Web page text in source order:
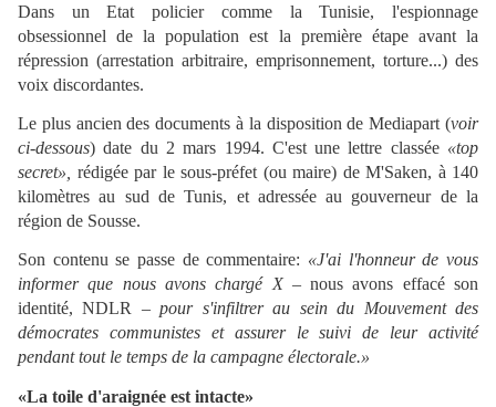
Dans un Etat policier comme la Tunisie, l'espionnage
obsessionnel de la population est la première étape avant la
répression (arrestation arbitraire, emprisonnement, torture...) des
voix discordantes.
Le plus ancien des documents à la disposition de Mediapart (voir
ci-dessous) date du 2 mars 1994. C'est une lettre classée «top
secret»,
rédigée par le sous-préfet (ou maire) de M'Saken, à 140
kilomètres au sud de Tunis, et adressée au gouverneur de la
région de Sousse.
Son contenu se passe de commentaire: «J'ai l'honneur de vous
informer que nous avons chargé X– nous avons effacé son
identité, NDLR –pour s'infiltrer au sein du Mouvement des
démocrates communistes et assurer le suivi de leur activité
pendant tout le temps de la campagne électorale.»
«La toile d'araignée est intacte»